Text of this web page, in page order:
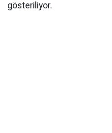
gösteriliyor.